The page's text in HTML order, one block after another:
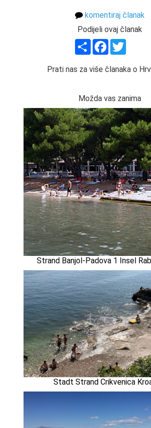
komentiraj članak
Podijeli ovaj članak
ShareFacebook
Prati nas za više članaka o
Možda vas zanima
Strand Banjol-Padova 1 Insel
Stadt Strand Crikvenica